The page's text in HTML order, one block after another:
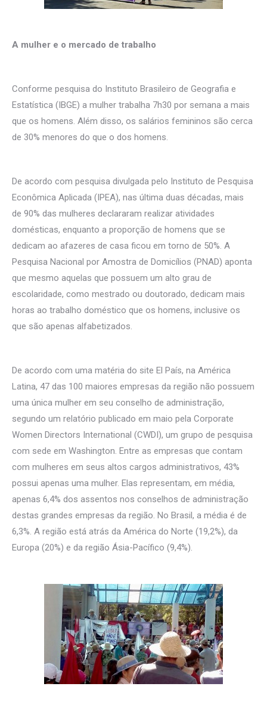
A mulher e o mercado de trabalho
Conforme pesquisa do Instituto Brasileiro de Geografia e
Estatística (IBGE) a mulher trabalha 7h30 por semana a mais
que os homens. Além disso, os salários femininos são cerca
de 30% menores do que o dos homens.
De acordo com pesquisa divulgada pelo Instituto de Pesquisa
Econômica Aplicada (IPEA), nas última duas décadas, mais
de 90% das mulheres declararam realizar atividades
domésticas, enquanto a proporção de homens que se
dedicam ao afazeres de casa ficou em torno de 50%. A
Pesquisa Nacional por Amostra de Domicílios (PNAD) aponta
que mesmo aquelas que possuem um alto grau de
escolaridade, como mestrado ou doutorado, dedicam mais
horas ao trabalho doméstico que os homens, inclusive os
que são apenas alfabetizados.
De acordo com uma matéria do site El País, na América
Latina, 47 das 100 maiores empresas da região não possuem
uma única mulher em seu conselho de administração,
segundo um relatório publicado em maio pela Corporate
Women Directors International (CWDI), um grupo de pesquisa
com sede em Washington. Entre as empresas que contam
com mulheres em seus altos cargos administrativos, 43%
possui apenas uma mulher. Elas representam, em média,
apenas 6,4% dos assentos nos conselhos de administração
destas grandes empresas da região. No Brasil, a média é de
6,3%. A região está atrás da América do Norte (19,2%), da
Europa (20%) e da região Ásia-Pacífico (9,4%).